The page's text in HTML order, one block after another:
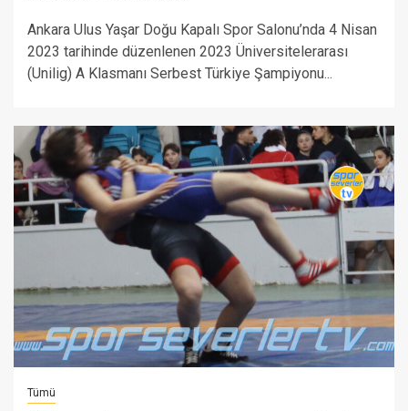
Ankara Ulus Yaşar Doğu Kapalı Spor Salonu’nda 4 Nisan
2023 tarihinde düzenlenen 2023 Üniversitelerarası
(Unilig) A Klasmanı Serbest Türkiye Şampiyonu...
Tümü